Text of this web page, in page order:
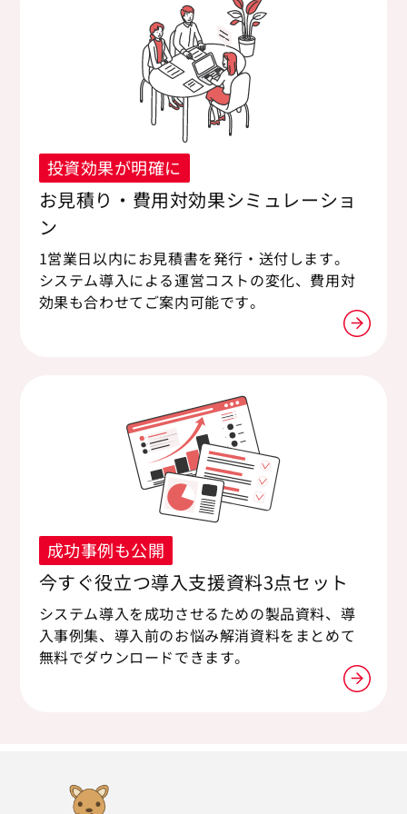
投資効果が明確に
お見積り・費用対効果シミュレーショ
ン
1営業日以内にお見積書を発行・送付します。
システム導入による運営コストの変化、費用対
効果も合わせてご案内可能です。
成功事例も公開
今すぐ役立つ導入支援資料3点セット
システム導入を成功させるための製品資料、導
入事例集、導入前のお悩み解消資料をまとめて
無料でダウンロードできます。